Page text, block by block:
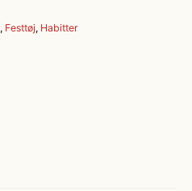
, Festtøj, Habitter